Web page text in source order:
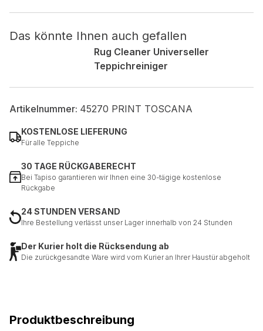
Produktbeschreibung
Das könnte Ihnen auch gefallen
Rug Cleaner Universeller
Teppichreiniger
Artikelnummer: 45270 PRINT TOSCANA
KOSTENLOSE LIEFERUNG
Für alle Teppiche
30 TAGE RÜCKGABERECHT
Bei Tapiso garantieren wir Ihnen eine 30-tägige kostenlose
Rückgabe
24 STUNDEN VERSAND
Ihre Bestellung verlässt unser Lager innerhalb von 24 Stunden
Der Kurier holt die Rücksendung ab
Die zurückgesandte Ware wird vom Kurier an Ihrer Haustür abgeholt
Nicht kategorisiert.
Andere nicht kategorisierte Cookies sind solche, die
analysiert werden und noch keiner Kategorie zugeordnet
Alle ablehnen
Meine Einstellungen speichern
Alle akzeptieren